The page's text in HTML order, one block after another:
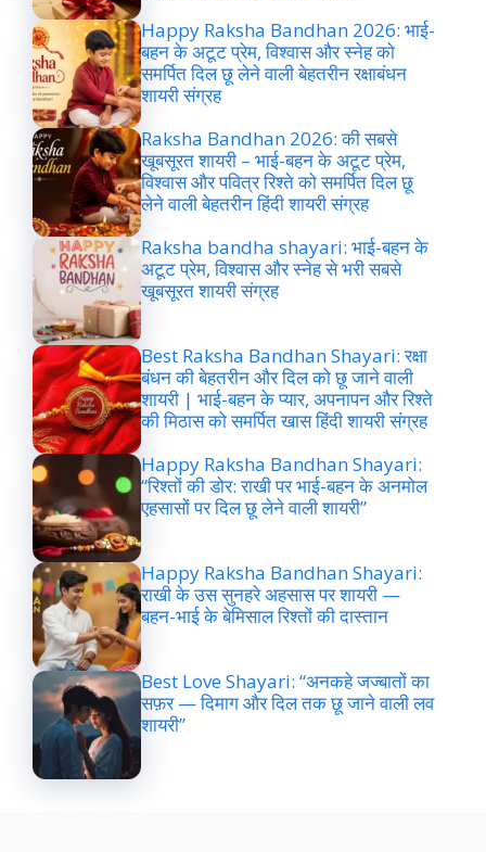
Happy Raksha Bandhan 2026: भाई-
बहन के अटूट प्रेम, विश्वास और स्नेह को
समर्पित दिल छू लेने वाली बेहतरीन रक्षाबंधन
शायरी संग्रह
Raksha Bandhan 2026: की सबसे
खूबसूरत शायरी – भाई-बहन के अटूट प्रेम,
विश्वास और पवित्र रिश्ते को समर्पित दिल छू
लेने वाली बेहतरीन हिंदी शायरी संग्रह
Raksha bandha shayari: भाई-बहन के
अटूट प्रेम, विश्वास और स्नेह से भरी सबसे
खूबसूरत शायरी संग्रह
Best Raksha Bandhan Shayari: रक्षा
बंधन की बेहतरीन और दिल को छू जाने वाली
शायरी | भाई-बहन के प्यार, अपनापन और रिश्ते
की मिठास को समर्पित खास हिंदी शायरी संग्रह
Happy Raksha Bandhan Shayari:
“रिश्तों की डोर: राखी पर भाई-बहन के अनमोल
एहसासों पर दिल छू लेने वाली शायरी”
Happy Raksha Bandhan Shayari:
राखी के उस सुनहरे अहसास पर शायरी —
बहन-भाई के बेमिसाल रिश्तों की दास्तान
Best Love Shayari: “अनकहे जज्बातों का
सफ़र — दिमाग और दिल तक छू जाने वाली लव
शायरी”